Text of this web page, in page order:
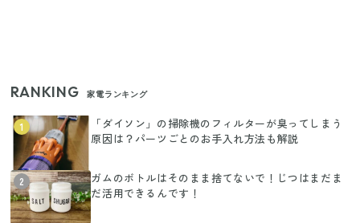
RANKING 家電ランキング
1
「ダイソン」の掃除機のフィルターが臭ってしまう
原因は？パーツごとのお手入れ方法も解説
2
ガムのボトルはそのまま捨てないで！じつはまだま
だ活用できるんです！